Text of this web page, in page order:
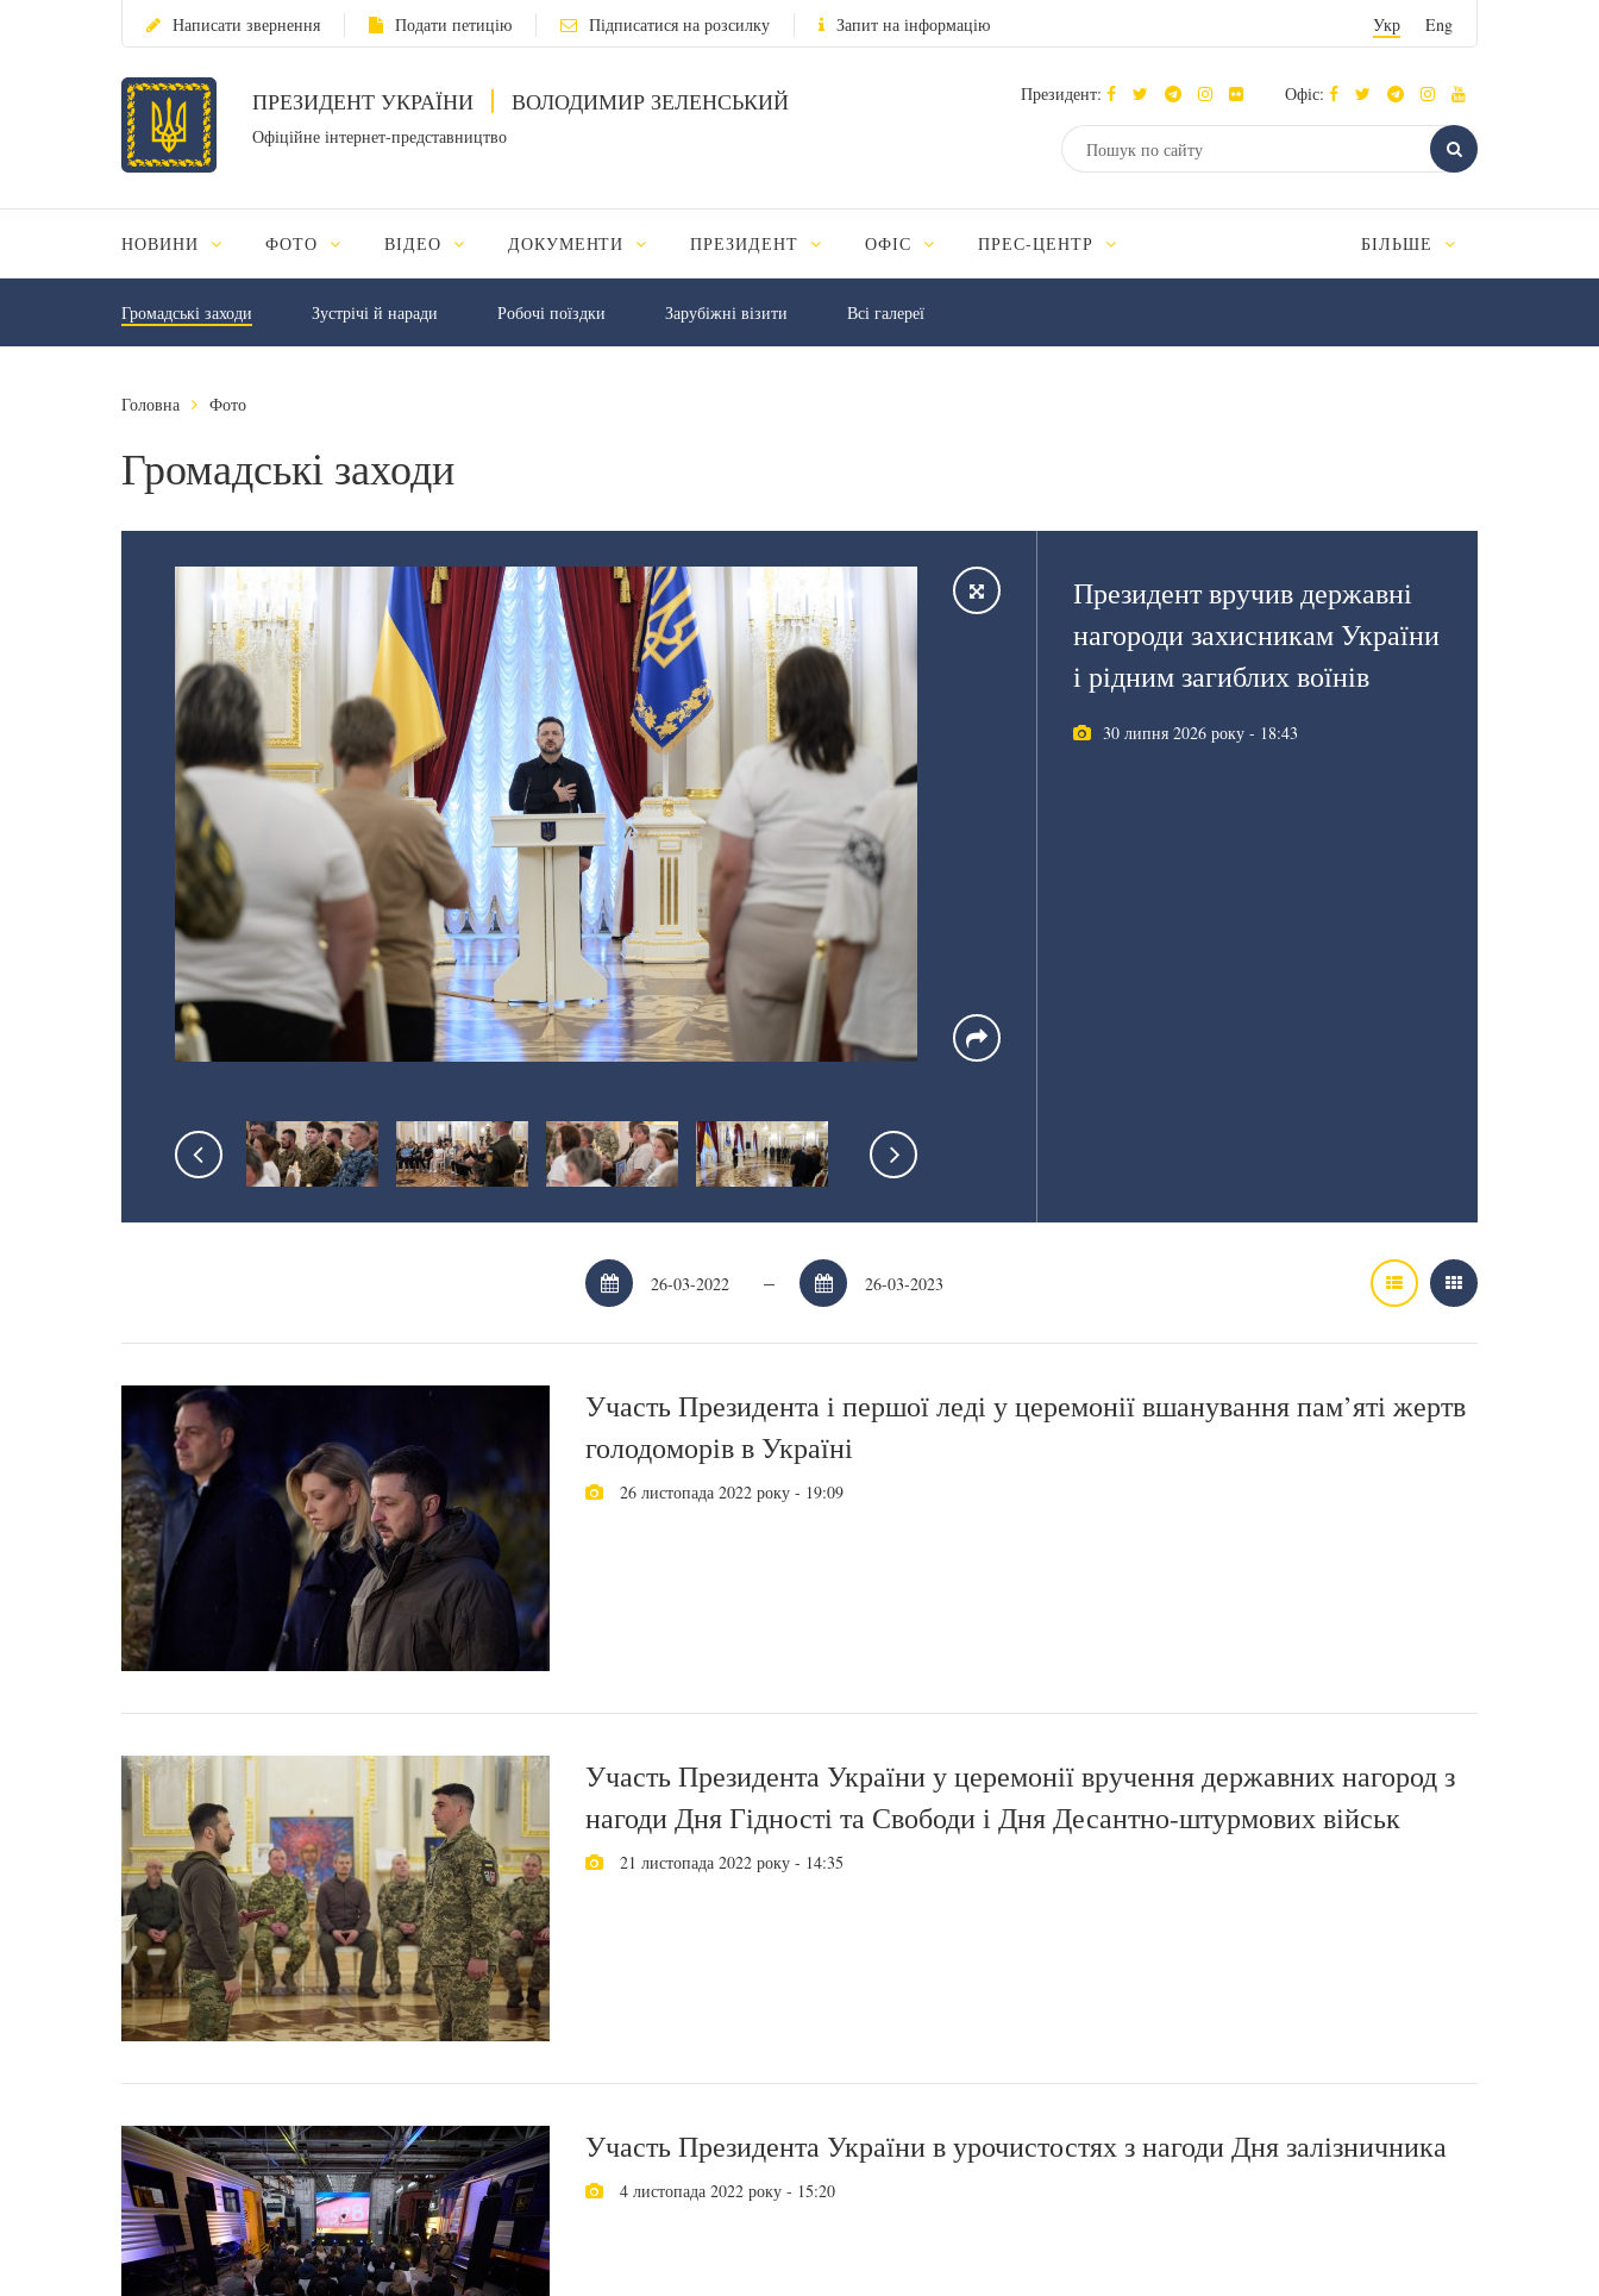
Написати звернення Подати петицію Підписатися на розсилку Запит на інформацію Укр Eng
ПРЕЗИДЕНТ УКРАЇНИ ВОЛОДИМИР ЗЕЛЕНСЬКИЙ
Офіційне інтернет-представництво
Президент: Офіс:
НОВИНИ ФОТО ВІДЕО ДОКУМЕНТИ ПРЕЗИДЕНТ ОФІС ПРЕС-ЦЕНТР БІЛЬШЕ
Громадські заходи Зустрічі й наради Робочі поїздки Зарубіжні візити Всі галереї
Головна Фото
Громадські заходи
Президент вручив державні
нагороди захисникам України
і рідним загиблих воїнів
30 липня 2026 року - 18:43
–
Участь Президента і першої леді у церемонії вшанування пам’яті жертв
голодоморів в Україні
26 листопада 2022 року - 19:09
Участь Президента України у церемонії вручення державних нагород з
нагоди Дня Гідності та Свободи і Дня Десантно-штурмових військ
21 листопада 2022 року - 14:35
Участь Президента України в урочистостях з нагоди Дня залізничника
4 листопада 2022 року - 15:20